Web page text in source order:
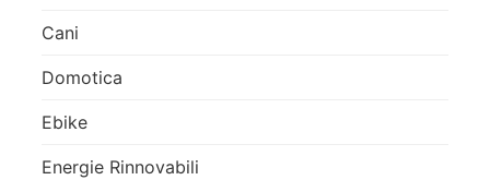
Cani
Domotica
Ebike
Energie Rinnovabili